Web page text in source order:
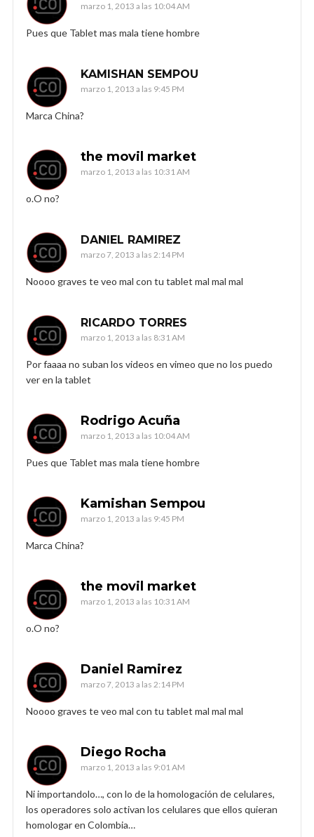
marzo 1, 2013 a las 10:04 AM
Pues que Tablet mas mala tiene hombre
KAMISHAN SEMPOU
marzo 1, 2013 a las 9:45 PM
Marca China?
the movil market
marzo 1, 2013 a las 10:31 AM
o.O no?
DANIEL RAMIREZ
marzo 7, 2013 a las 2:14 PM
Noooo graves te veo mal con tu tablet mal mal mal
RICARDO TORRES
marzo 1, 2013 a las 8:31 AM
Por faaaa no suban los videos en vimeo que no los puedo
ver en la tablet
Rodrigo Acuña
marzo 1, 2013 a las 10:04 AM
Pues que Tablet mas mala tiene hombre
Kamishan Sempou
marzo 1, 2013 a las 9:45 PM
Marca China?
the movil market
marzo 1, 2013 a las 10:31 AM
o.O no?
Daniel Ramirez
marzo 7, 2013 a las 2:14 PM
Noooo graves te veo mal con tu tablet mal mal mal
Diego Rocha
marzo 1, 2013 a las 9:01 AM
Ni importandolo…, con lo de la homologación de celulares,
los operadores solo activan los celulares que ellos quieran
homologar en Colombia…